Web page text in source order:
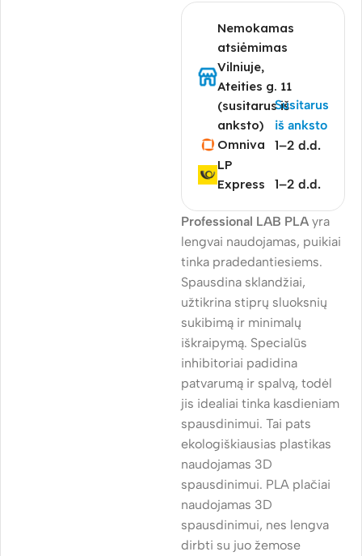
Nemokamas
atsiėmimas
Vilniuje,
Ateities g. 11
(susitarus iš
anksto)
Susitarus
iš anksto
Omniva
1–2 d.d.
LP
Express
1–2 d.d.
Professional LAB PLA yra
lengvai naudojamas, puikiai
tinka pradedantiesiems.
Spausdina sklandžiai,
užtikrina stiprų sluoksnių
sukibimą ir minimalų
iškraipymą. Specialūs
inhibitoriai padidina
patvarumą ir spalvą, todėl
jis idealiai tinka kasdieniam
spausdinimui. Tai pats
ekologiškiausias plastikas
naudojamas 3D
spausdinimui. PLA plačiai
naudojamas 3D
spausdinimui, nes lengva
dirbti su juo žemose